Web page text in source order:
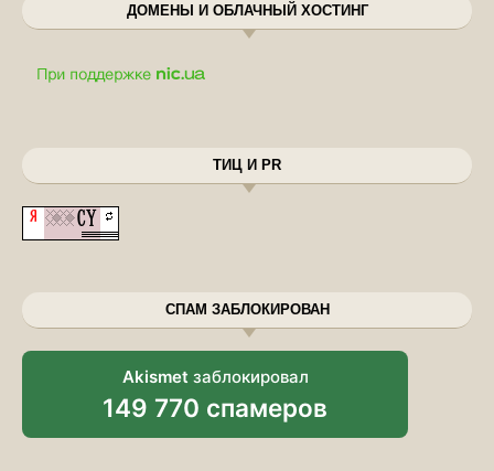
ДОМЕНЫ И ОБЛАЧНЫЙ ХОСТИНГ
ТИЦ И PR
СПАМ ЗАБЛОКИРОВАН
Akismet заблокировал
149 770 спамеров